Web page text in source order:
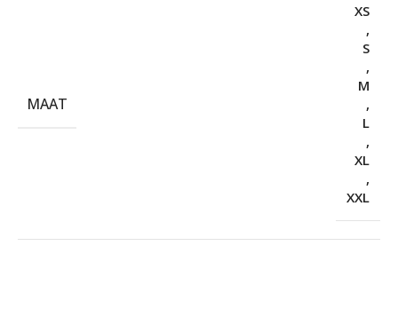
MAAT
XS
,
S
,
M
,
L
,
XL
,
XXL